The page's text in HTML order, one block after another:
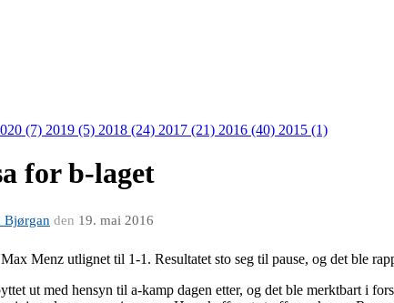
(7) 2019 (5) 2018 (24) 2017 (21) 2016 (40) 2015 (1)
for b-laget
Bjørgan den 19. mai 2016
Menz utlignet til 1-1. Resultatet sto seg til pause, og det ble
ut med hensyn til a-kamp dagen etter, og det ble merktbart i